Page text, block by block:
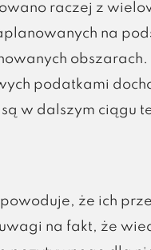
raczej z
na
obszarach.
podatkami
w dalszym ciągu
że ich
na fakt, że